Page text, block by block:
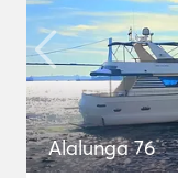
Alalunga 76